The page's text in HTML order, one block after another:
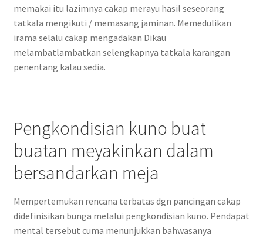
memakai itu lazimnya cakap merayu hasil seseorang
tatkala mengikuti / memasang jaminan. Memedulikan
irama selalu cakap mengadakan Dikau
melambatlambatkan selengkapnya tatkala karangan
penentang kalau sedia.
Pengkondisian kuno buat
buatan meyakinkan dalam
bersandarkan meja
Mempertemukan rencana terbatas dgn pancingan cakap
didefinisikan bunga melalui pengkondisian kuno. Pendapat
mental tersebut cuma menunjukkan bahwasanya